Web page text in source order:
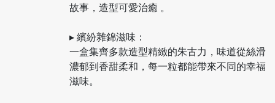
故事，造型可愛治癒 。
▸ 繽紛雜錦滋味：
一盒集齊多款造型精緻的朱古力，味道從絲滑
濃郁到香甜柔和，每一粒都能帶來不同的幸福
滋味。